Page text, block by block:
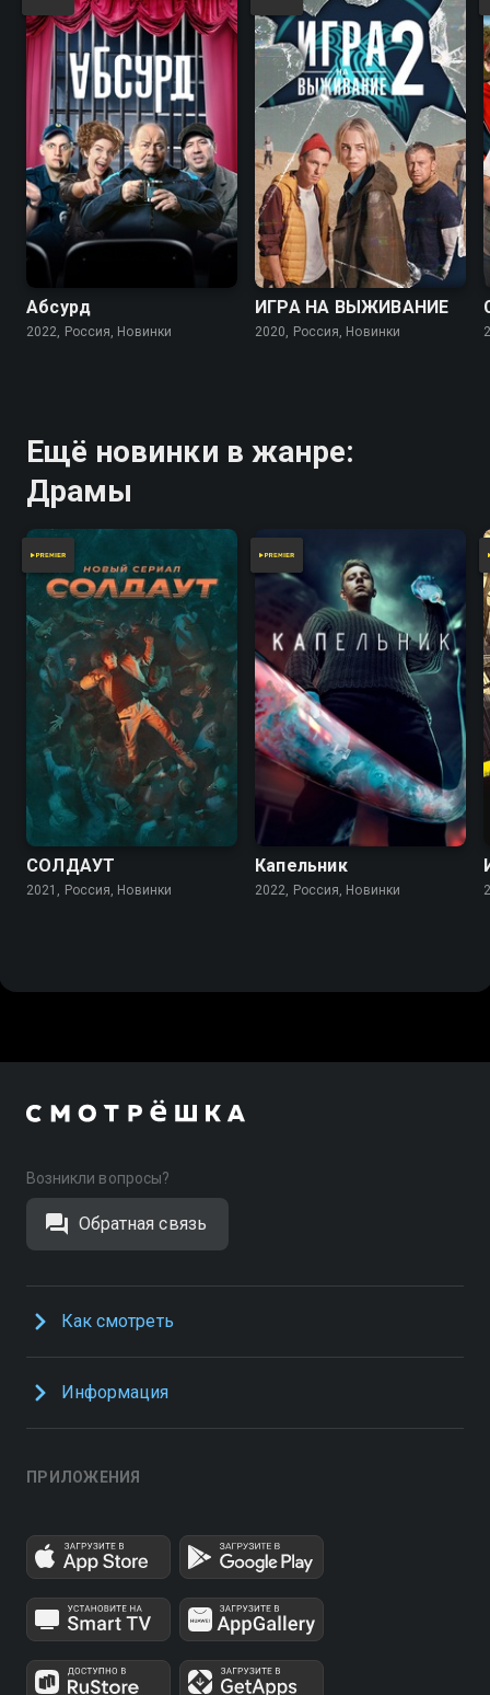
Абсурд
2022, Россия, Новинки
7.5 7.0
ИГРА НА ВЫЖИВАНИЕ
2020, Россия, Новинки
Ещё новинки в жанре:
Драмы
СОЛДАУТ
2021, Россия, Новинки
Капельник
2022, Россия, Новинки
Возникли вопросы?
Обратная связь
Как смотреть
Информация
ПРИЛОЖЕНИЯ